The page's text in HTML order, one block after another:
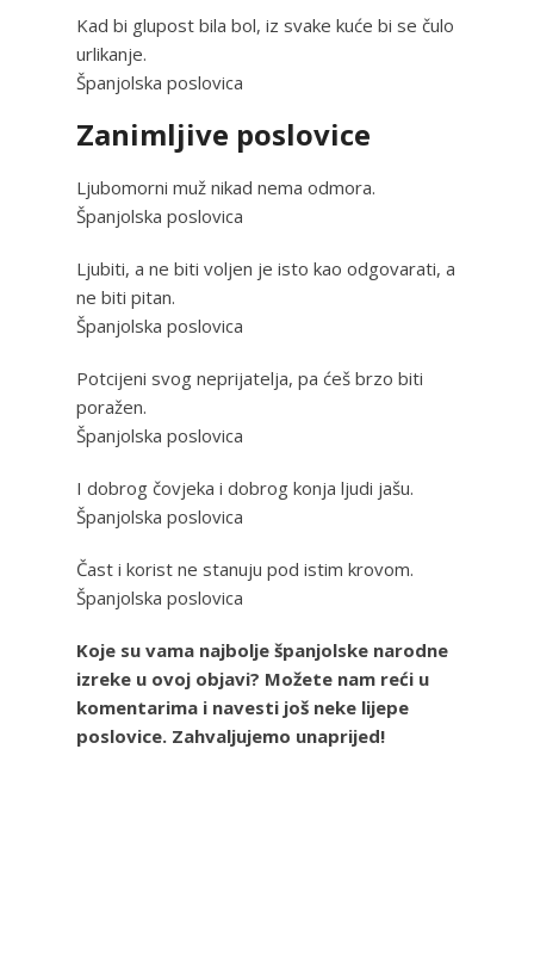
Kad bi glupost bila bol, iz svake kuće bi se čulo
urlikanje.
Španjolska poslovica
Zanimljive poslovice
Ljubomorni muž nikad nema odmora.
Španjolska poslovica
Ljubiti, a ne biti voljen je isto kao odgovarati, a
ne biti pitan.
Španjolska poslovica
Potcijeni svog neprijatelja, pa ćeš brzo biti
poražen.
Španjolska poslovica
I dobrog čovjeka i dobrog konja ljudi jašu.
Španjolska poslovica
Čast i korist ne stanuju pod istim krovom.
Španjolska poslovica
Koje su vama najbolje španjolske narodne
izreke u ovoj objavi? Možete nam reći u
komentarima i navesti još neke lijepe
poslovice. Zahvaljujemo unaprijed!